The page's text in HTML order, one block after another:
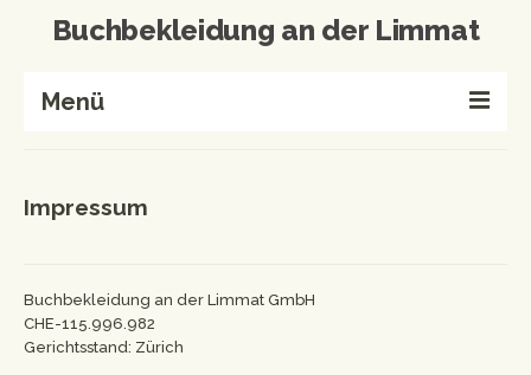
Buchbekleidung an der Limmat
Menü
Buchbinderei
Wissenswertes
Kontakt
Impressum
Buchbekleidung an der Limmat GmbH
CHE-115.996.982
Gerichtsstand: Zürich